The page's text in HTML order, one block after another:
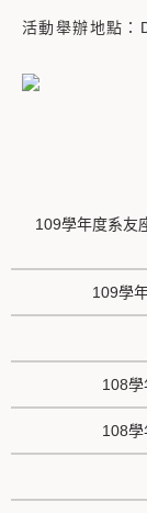
活動舉辦地點：
109學年度系友
109學
108
108